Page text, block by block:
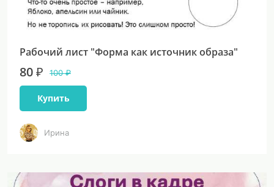
Рабочий лист "Форма как источник образа"
80 ₽ 100 ₽
Купить
Ирина